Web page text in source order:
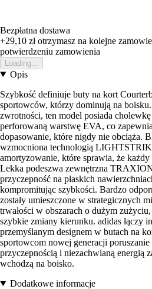
Bezpłatna dostawa
+29,10 złotrzymasz na kolejne
potwierdzeniu zamowienia
Loading...
Opis
Szybkość definiuje buty na kort
sportowców, którzy dominują na
zwrotności, ten model posiada
perforowaną warstwę EVA, co
dopasowanie, które nigdy nie obciąża.
wzmocniona technologią
amortyzowanie, które sprawia, że
Lekka podeszwa zewnętrzna
przyczepność na płaskich
kompromitując szybkości. Bardzo
zostały umieszczone w strategicznych
trwałości w obszarach o dużym
szybkie zmiany kierunku. adidas łączy
przemyślanym designem w butach na
sportowcom nowej generacji poruszanie
przyczepnością i niezachwianą energią
wchodzą na boisko.
Dodatkowe informacje